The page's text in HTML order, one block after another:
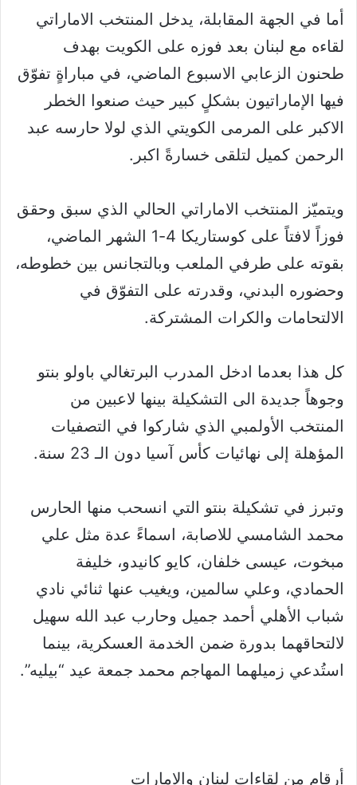
أما في الجهة المقابلة، يدخل المنتخب الاماراتي
لقاءه مع لبنان بعد فوزه على الكويت بهدف
طحنون الزعابي الاسبوع الماضي، في مباراةٍ تفوّق
فيها الإماراتيون بشكلٍ كبير حيث صنعوا الخطر
الاكبر على المرمى الكويتي الذي لولا حارسه عبد
الرحمن كميل لتلقى خسارةً اكبر.
ويتميّز المنتخب الاماراتي الحالي الذي سبق وحقق
فوزاً لافتاً على كوستاريكا 4-1 الشهر الماضي،
بقوته على طرفي الملعب وبالتجانس بين خطوطه،
وحضوره البدني، وقدرته على التفوّق في
الالتحامات والكرات المشتركة.
كل هذا بعدما ادخل المدرب البرتغالي باولو بنتو
وجوهاً جديدة الى التشكيلة بينها لاعبين من
المنتخب الأولمبي الذي شاركوا في التصفيات
المؤهلة إلى نهائيات كأس آسيا دون الـ 23 سنة.
وتبرز في تشكيلة بنتو التي انسحب منها الحارس
محمد الشامسي للاصابة، اسماءً عدة مثل علي
مبخوت، عيسى خلفان، كايو كانيدو، خليفة
الحمادي، وعلي سالمين، ويغيب عنها ثنائي نادي
شباب الأهلي أحمد جميل وحارب عبد الله سهيل
لالتحاقهما بدورة ضمن الخدمة العسكرية، بينما
استُدعي زميلهما المهاجم محمد جمعة عيد “بيليه”.
أرقام من لقاءات لبنان والامارات